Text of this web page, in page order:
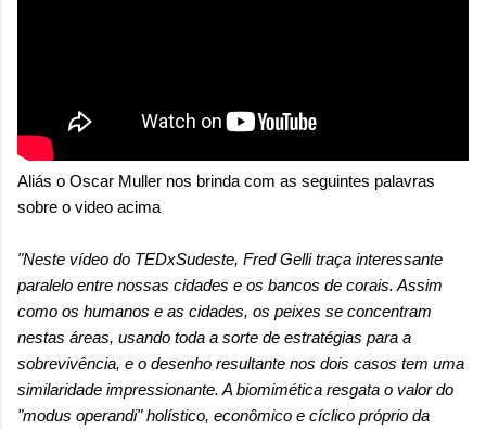
Aliás o Oscar Muller nos brinda com as seguintes palavras
sobre o video acima
"Neste vídeo do TEDxSudeste, Fred Gelli traça interessante
paralelo entre nossas cidades e os bancos de corais. Assim
como os humanos e as cidades, os peixes se concentram
nestas áreas, usando toda a sorte de estratégias para a
sobrevivência, e o desenho resultante nos dois casos tem uma
similaridade impressionante. A biomimética resgata o valor do
"modus operandi" holístico, econômico e cíclico próprio da